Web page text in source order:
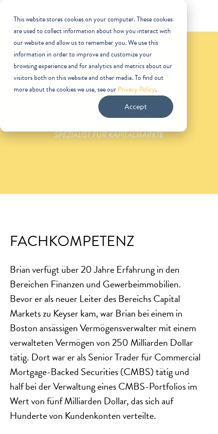
This website stores cookies on your computer. These cookies
are used to collect information about how you interact with
our website and allow us to remember you. We use this
information in order to improve and customize your
browsing experience and for analytics and metrics about our
visitors both on this website and other media. To find out
more about the cookies we use, see ourPrivacy Policy.
Accept
Brian Uretzky
SPEZIALIST FÜR KAPITALMÄRKTE
FACHKOMPETENZ
Brian verfügt über 20 Jahre Erfahrung in den
Bereichen Finanzen und Gewerbeimmobilien.
Bevor er als neuer Leiter des Bereichs Capital
Markets zu Keyser kam, war Brian bei einem in
Boston ansässigen Vermögensverwalter mit einem
verwalteten Vermögen von 250 Milliarden Dollar
tätig. Dort war er als Senior Trader für Commercial
Mortgage-Backed Securities (CMBS) tätig und
half bei der Verwaltung eines CMBS-Portfolios im
Wert von fünf Milliarden Dollar, das sich auf
Hunderte von Kundenkonten verteilte.